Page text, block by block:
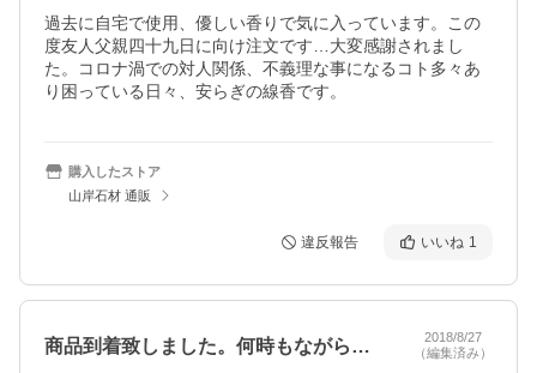
過去に自宅で使用、優しい香りで気に入っています。この
度友人父親四十九日に向け注文です…大変感謝されまし
た。コロナ渦での対人関係、不義理な事になるコト多々あ
り困っている日々、安らぎの線香です。
購入したストア
山岸石材 通販
違反報告 いいね 1
商品到着致しました。何時もながら丁重な…
2018/8/27
（編集済み）